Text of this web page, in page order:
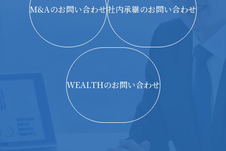
M&Aのお問い合わせ社内承継のお問い合わせ
WEALTHのお問い合わせ